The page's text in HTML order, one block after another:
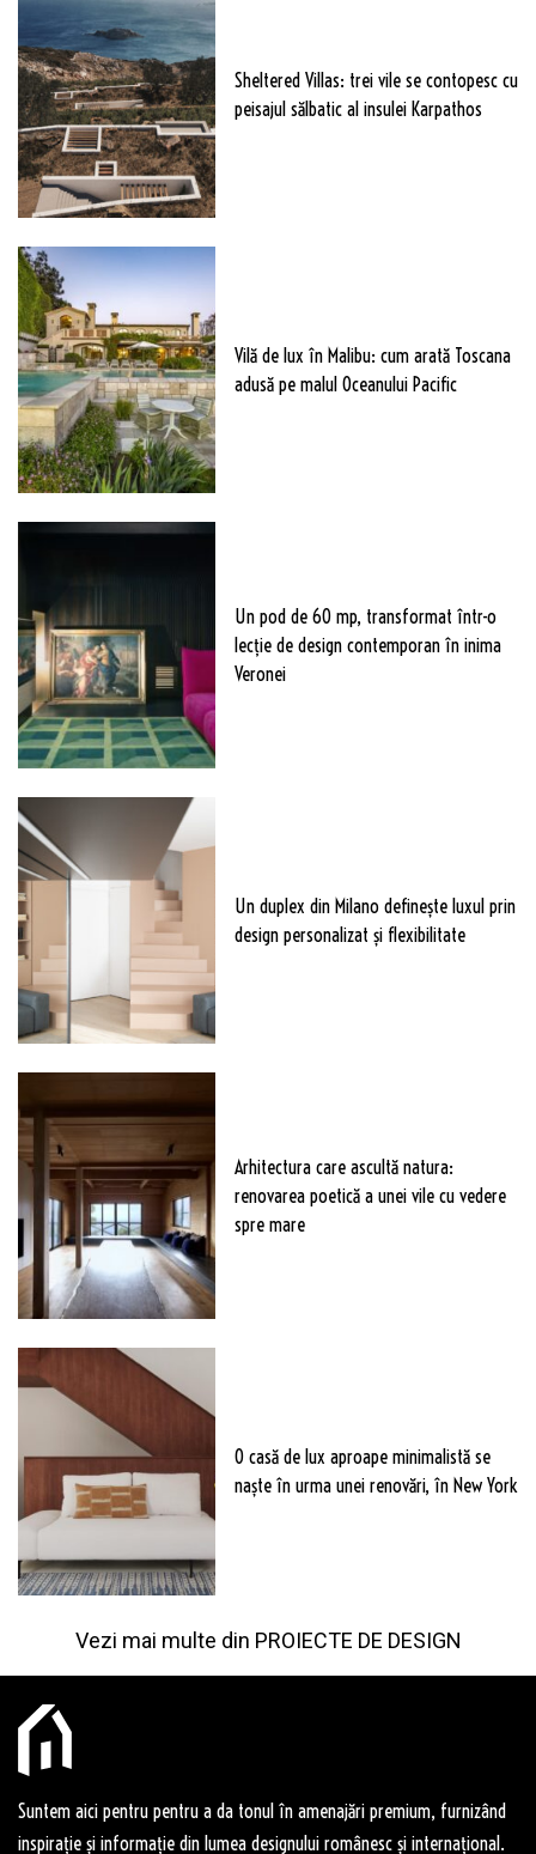
Sheltered Villas: trei vile se contopesc cu
peisajul sălbatic al insulei Karpathos
Vilă de lux în Malibu: cum arată Toscana
adusă pe malul Oceanului Pacific
Un pod de 60 mp, transformat într-o
lecție de design contemporan în inima
Veronei
Un duplex din Milano definește luxul prin
design personalizat și flexibilitate
Arhitectura care ascultă natura:
renovarea poetică a unei vile cu vedere
spre mare
O casă de lux aproape minimalistă se
naște în urma unei renovări, în New York
Vezi mai multe din PROIECTE DE DESIGN
Suntem aici pentru pentru a da tonul în amenajări premium, furnizând
inspirație și informație din lumea designului românesc și internațional.